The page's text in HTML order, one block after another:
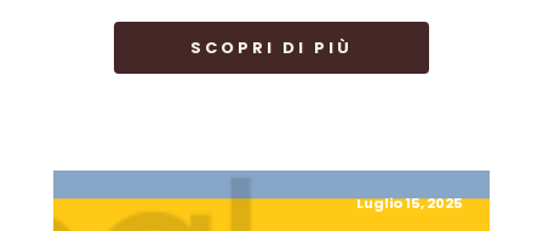
SCOPRI DI PIÙ
Luglio 15, 2025